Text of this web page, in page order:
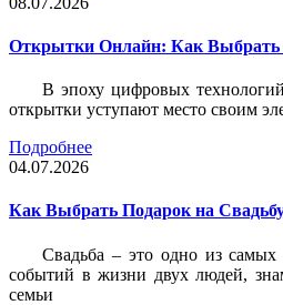
Открытки Онлайн: Как Выбрать
В эпоху цифровых
открытки уступают место своим
Подробнее
04.07.2026
Как Выбрать Подарок на
Свадьба – это одно из самых
событий в жизни двух людей,
семьи